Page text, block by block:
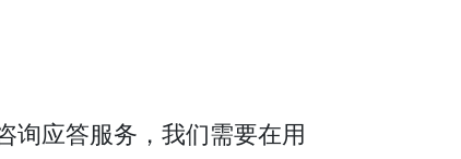
询应答服务，我们需要在用